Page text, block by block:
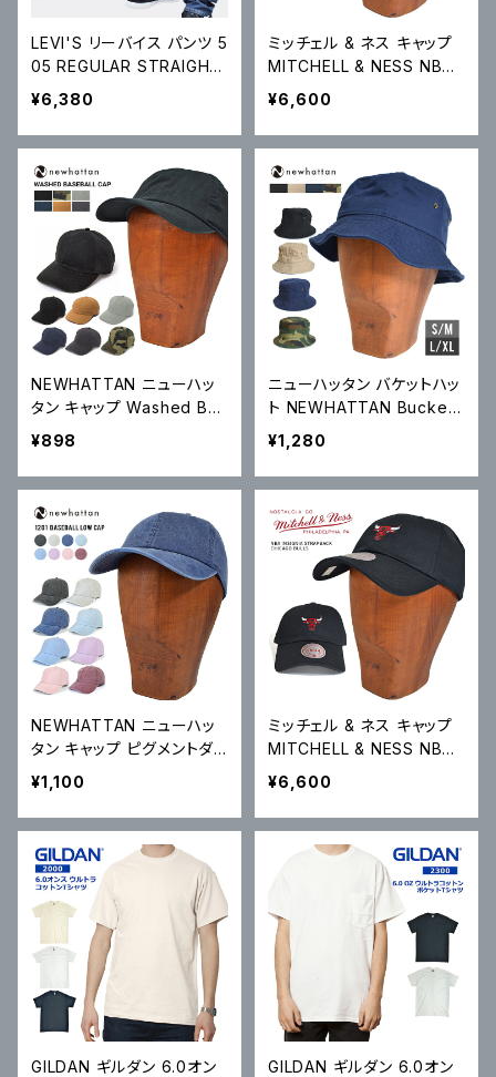
LEVI'S リーバイス パンツ 5
05 REGULAR STRAIGHT
DENIM PANT レギュラー
ストレート デニムパンツ ジ
ーンズ ストレッチ 00505
¥6,380
ミッチェル & ネス キャップ
MITCHELL & NESS NBA I
NSIGNIA STRAPBACK C
AP 6パネルキャップ LAKER
S レイカーズ ストラップバッ
¥6,600
NEWHATTAN ニューハッ
タン キャップ Washed Bas
eball Cap 帽子 6パネルキ
ップ 1400
¥898
ニューハッタン バケットハッ
ト NEWHATTAN Bucket
Hat Cap ハット 帽子 1500
¥1,280
NEWHATTAN ニューハッ
タン キャップ ピグメントダイ
ベースボールキャップ Pigm
ent Dyed Baseball Cap
帽子 6パネルキャップ スト
ラップバックキャップ 1201
¥1,100
ミッチェル & ネス キャップ
MITCHELL & NESS NBA I
NSIGNIA STRAPBACK C
AP 6パネルキャップ BULLS
ブルズ ストラップバックキャ
ップ HD16621
¥6,600
GILDAN ギルダン 6.0オン GILDAN ギルダン 6.0オン